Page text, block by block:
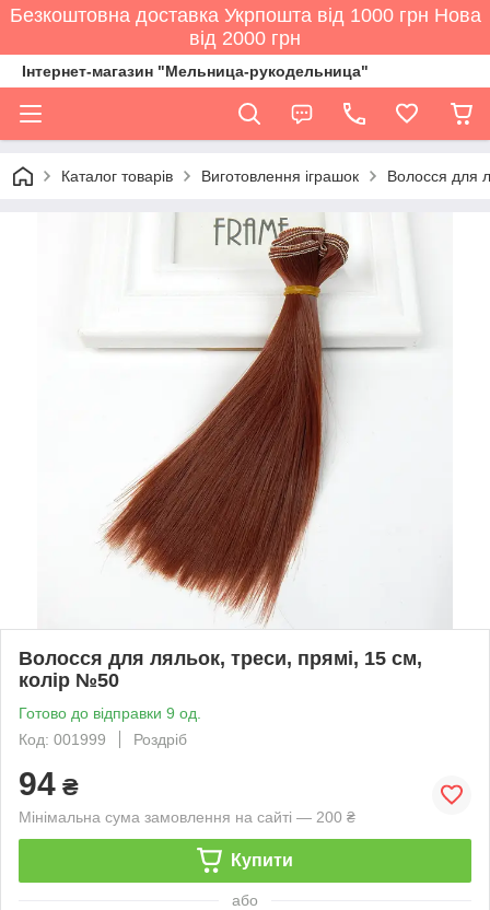
Безкоштовна доставка Укрпошта від 1000 грн Нова
від 2000 грн
Інтернет-магазин "Мельница-рукодельница"
Каталог товарів Виготовлення іграшок Волосся для
Волосся для ляльок, треси, прямі, 15 см,
колір №50
Готово до відправки 9 од.
Код: 001999
Роздріб
94 ₴
Мінімальна сума замовлення на сайті — 200 ₴
Купити
або